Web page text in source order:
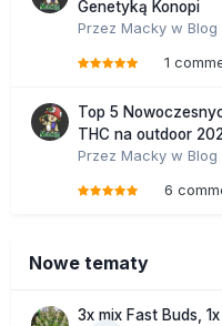
Genetyką Konopi
Przez Macky w Blog
1
Top 5
THC na outdoor
Przez Macky w Blog
6
Nowe tematy
3x mix Fast Buds,